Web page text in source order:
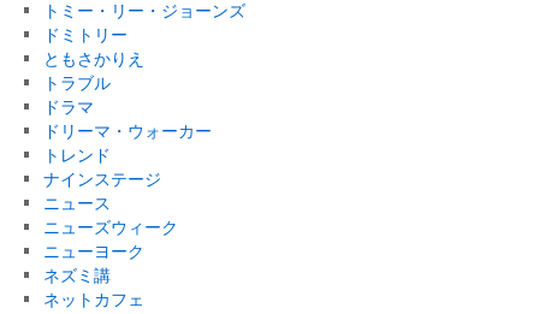
トミー・リー・ジョーンズ
ドミトリー
ともさかりえ
トラブル
ドラマ
ドリーマ・ウォーカー
トレンド
ナインステージ
ニュース
ニューズウィーク
ニューヨーク
ネズミ講
ネットカフェ